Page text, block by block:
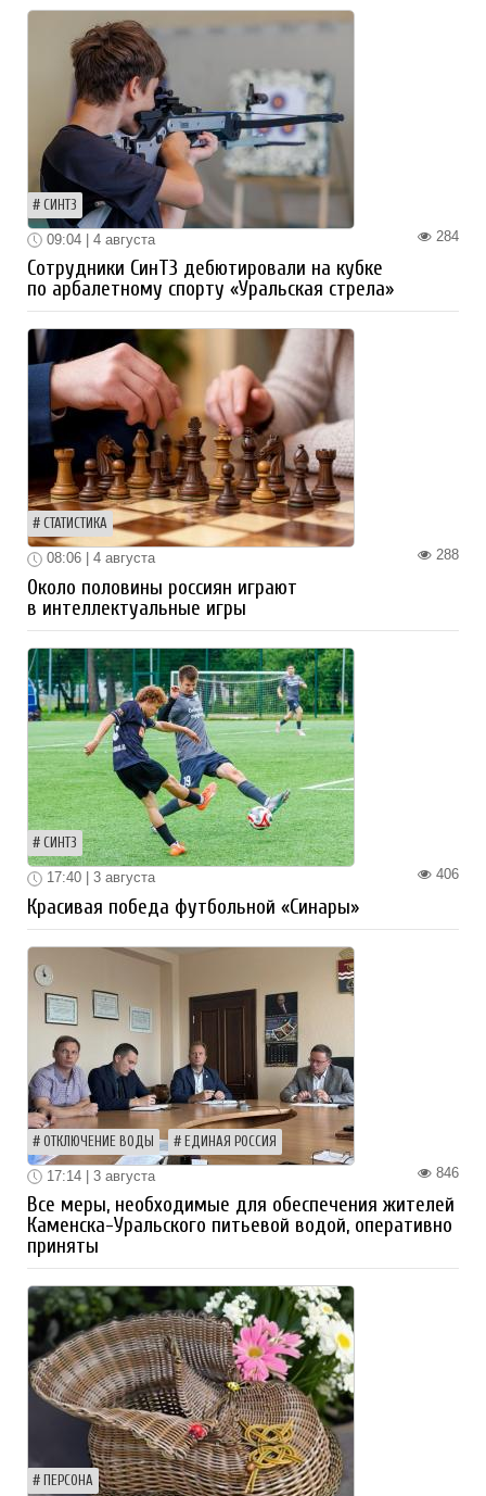
СИНТЗ
284
09:04 | 4 августа
Сотрудники СинТЗ дебютировали на кубке
по арбалетному спорту «Уральская стрела»
СТАТИСТИКА
288
08:06 | 4 августа
Около половины россиян играют
в интеллектуальные игры
СИНТЗ
406
17:40 | 3 августа
Красивая победа футбольной «Синары»
ОТКЛЮЧЕНИЕ ВОДЫ ЕДИНАЯ РОССИЯ
846
17:14 | 3 августа
Все меры, необходимые для обеспечения жителей
Каменска-Уральского питьевой водой, оперативно
приняты
ПЕРСОНА